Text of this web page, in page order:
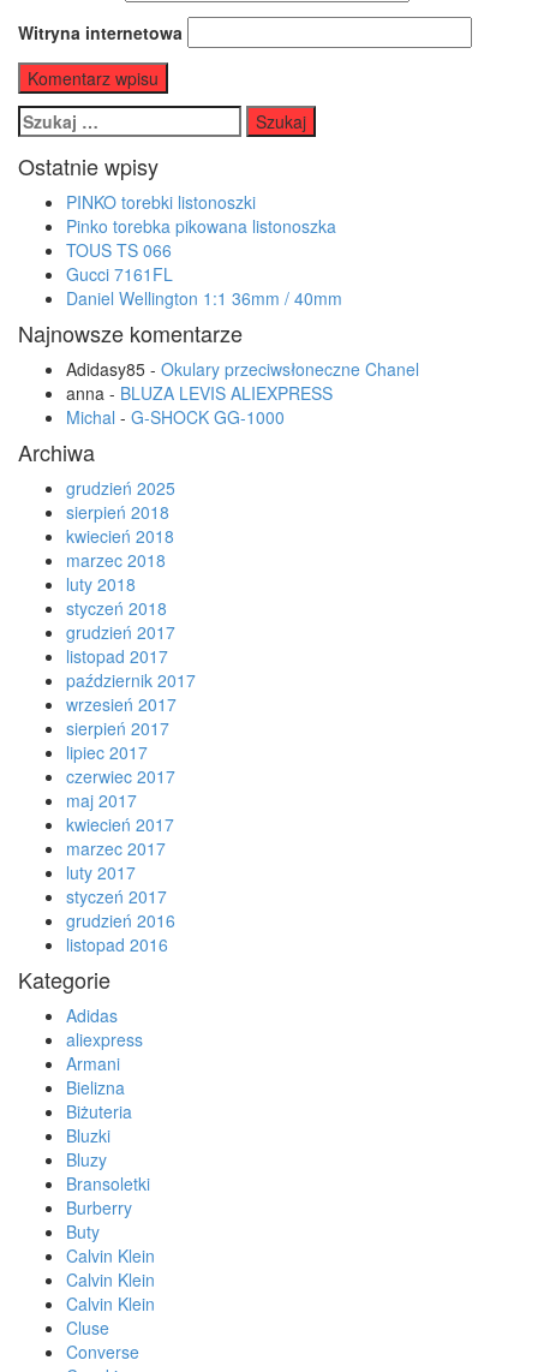
Witryna internetowa
Szukaj:
Ostatnie wpisy
PINKO torebki listonoszki
Pinko torebka pikowana listonoszka
TOUS TS 066
Gucci 7161FL
Daniel Wellington 1:1 36mm / 40mm
Najnowsze komentarze
Adidasy85 - Okulary przeciwsłoneczne Chanel
anna - BLUZA LEVIS ALIEXPRESS
Michal - G-SHOCK GG-1000
Archiwa
grudzień 2025
sierpień 2018
kwiecień 2018
marzec 2018
luty 2018
styczeń 2018
grudzień 2017
listopad 2017
październik 2017
wrzesień 2017
sierpień 2017
lipiec 2017
czerwiec 2017
maj 2017
kwiecień 2017
marzec 2017
luty 2017
styczeń 2017
grudzień 2016
listopad 2016
Kategorie
Adidas
aliexpress
Armani
Bielizna
Biżuteria
Bluzki
Bluzy
Bransoletki
Burberry
Buty
Calvin Klein
Calvin Klein
Calvin Klein
Cluse
Converse